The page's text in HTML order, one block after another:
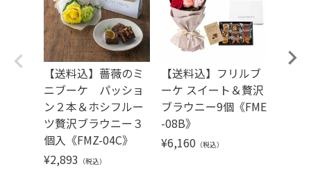
【送料込】薔薇のミ
ニブーケ パッショ
ン２本＆ホシフルー
ツ贅沢ブラウニー３
個入《FMZ-04C》
¥2,893 （税込）
【送料込】フリルブ
ーケ スイート＆贅沢
ブラウニー9個《FME
-08B》
¥6,160 （税込）